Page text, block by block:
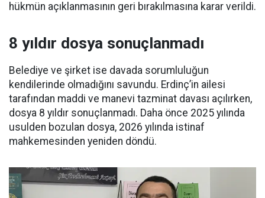
hükmün açıklanmasının geri bırakılmasına karar verildi.
8 yıldır dosya sonuçlanmadı
Belediye ve şirket ise davada sorumluluğun
kendilerinde olmadığını savundu. Erdinç’in ailesi
tarafından maddi ve manevi tazminat davası açılırken,
dosya 8 yıldır sonuçlanmadı. Daha önce 2025 yılında
usulden bozulan dosya, 2026 yılında istinaf
mahkemesinden yeniden döndü.